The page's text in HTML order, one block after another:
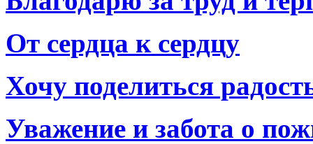
От сердца к сердцу
Хочу поделиться
Уважение и забота о